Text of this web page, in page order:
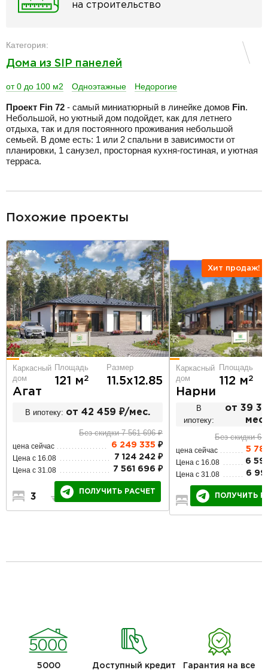
на строительство
Категория:
Дома из SIP панелей
от 0 до 100 м2 Одноэтажные Недорогие
Проект Fin 72 - самый миниатюрный в линейке домов Fin.
Небольшой, но уютный дом подойдет, как для летнего
отдыха, так и для постоянного проживания небольшой
семьей. В доме есть: 1 или 2 спальни в зависимости от
планировки, 1 санузел, просторная кухня-гостиная, и уютная
терраса.
Похожие проекты
Каркасный
дом
Агат
Площадь
121 м2
Размер
11.5х12.85
В ипотеку: от 42 459 ₽/мес.
Без скидки 7 561 696 ₽
цена сейчас 6 249 335 ₽
Цена с 16.08 7 124 242 ₽
Цена с 31.08 7 561 696 ₽
3 2
ПОЛУЧИТЬ РАСЧЕТ
Хит продаж!
Каркасный
дом
Нарни
Площадь
112 м2
В
ипотеку:
от 39
мес.
Без скидки 6
цена сейчас 5
Цена с 16.08 6
Цена с 31.08 6
3
ПОЛУЧИТЬ
5000
Доступный кредит
Гарантия на все